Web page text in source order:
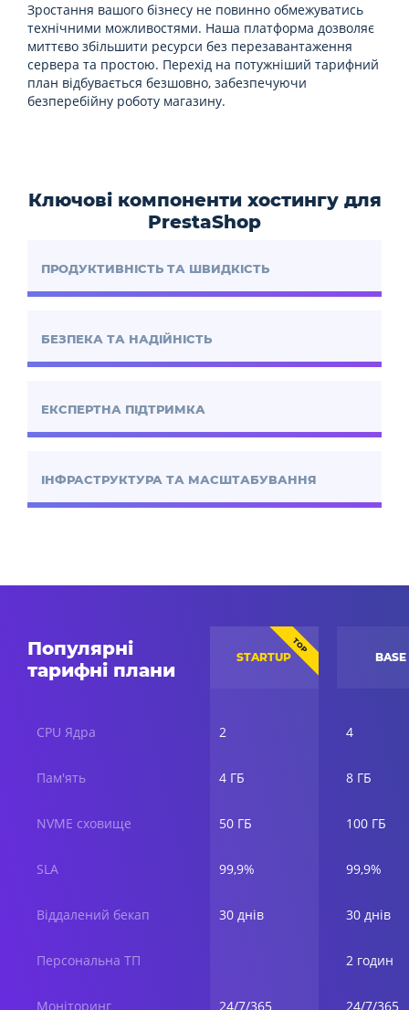
Зростання вашого бізнесу не повинно обмежуватись
технічними можливостями. Наша платформа дозволяє
миттєво збільшити ресурси без перезавантаження
сервера та простою. Перехід на потужніший тарифний
план відбувається безшовно, забезпечуючи
безперебійну роботу магазину.
Ключові компоненти хостингу для
PrestaShop
ПРОДУКТИВНІСТЬ ТА ШВИДКІСТЬ
БЕЗПЕКА ТА НАДІЙНІСТЬ
ЕКСПЕРТНА ПІДТРИМКА
ІНФРАСТРУКТУРА ТА МАСШТАБУВАННЯ
Популярні
тарифні плани
CPU Ядра
Пам'ять
NVME сховище
SLA
Віддалений бекап
Персональна ТП
Моніторинг
TOP
STARTUP
2
4 ГБ
50 ГБ
99,9%
30 днів
24/7/365
BASE
4
8 ГБ
100 ГБ
99,9%
30 днів
2 годин
24/7/365